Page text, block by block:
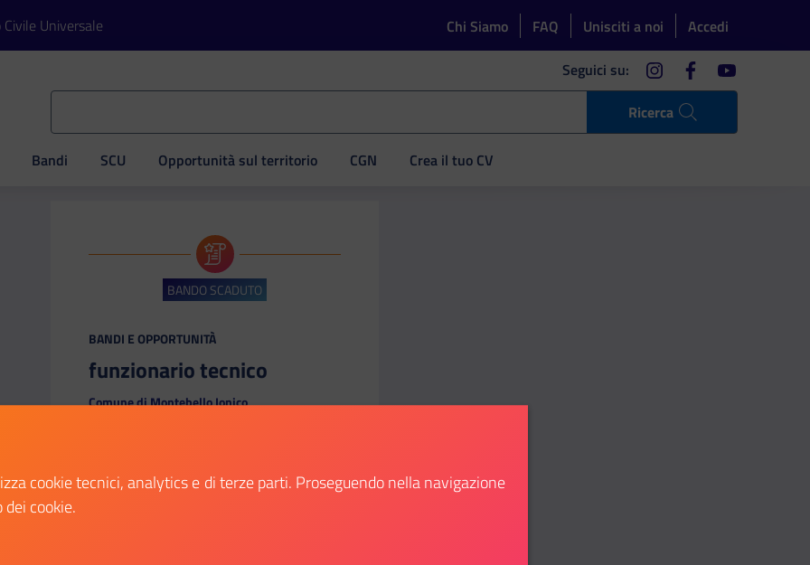
Universale Chi Siamo FAQ Unisciti a noi Accedi
Ricerca
Seguici su: instagramfacebookyoutube
Bandi SCU Opportunità sul territorio CGN Crea il tuo CV
BANDO SCADUTO
CATEGORIA:
BANDI E OPPORTUNITÀ
funzionario tecnico
Comune di Montebello Ionico
indeterminato, di n. 1 unita’ di personale
cookie tecnici, analytics e di terze parti. Proseguendo nella navigazione
cookie.